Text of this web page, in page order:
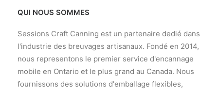
QUI NOUS SOMMES
Sessions Craft Canning est un partenaire dedié dans
l'industrie des breuvages artisanaux. Fondé en 2014,
nous representons le premier service d'encannage
mobile en Ontario et le plus grand au Canada. Nous
fournissons des solutions d'emballage flexibles,